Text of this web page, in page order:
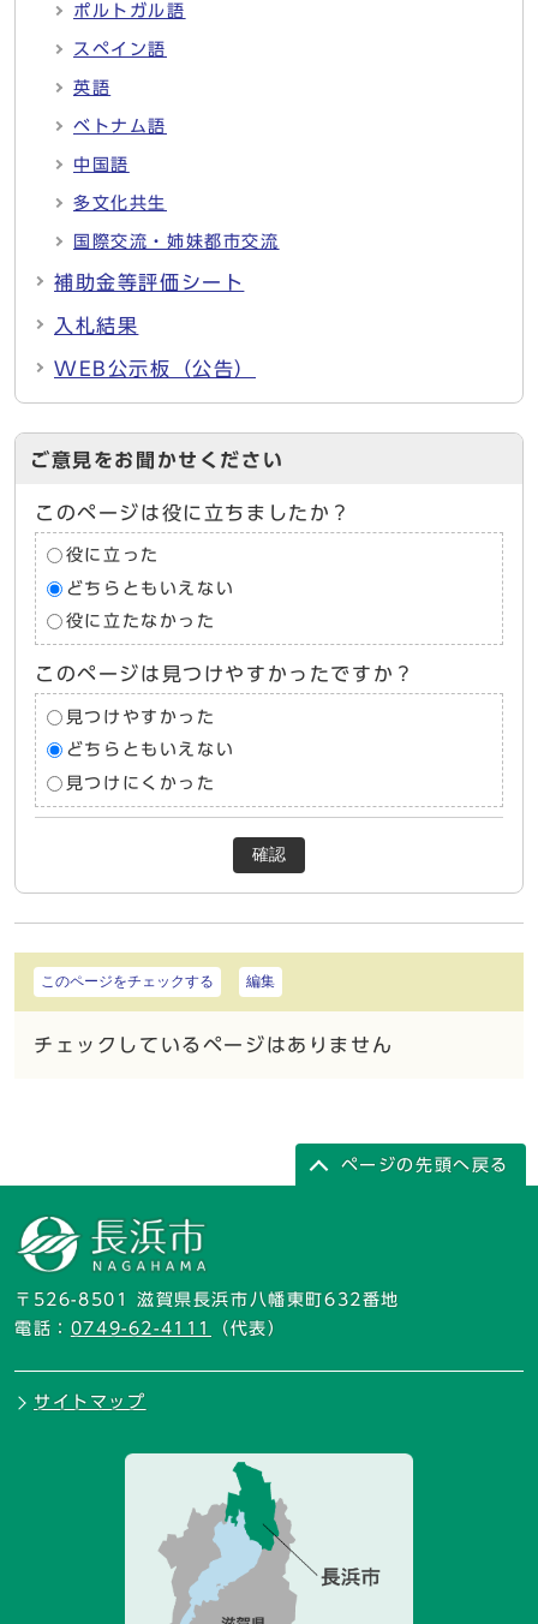
ポルトガル語
スペイン語
英語
ベトナム語
中国語
多文化共生
国際交流・姉妹都市交流
補助金等評価シート
入札結果
WEB公示板（公告）
ご意見をお聞かせください
このページは役に立ちましたか？
役に立った
どちらともいえない
役に立たなかった
このページは見つけやすかったですか？
見つけやすかった
どちらともいえない
見つけにくかった
確認
このページをチェックする 編集
チェックしているページはありません
ページの先頭へ戻る
〒526-8501 滋賀県長浜市八幡東町632番地
電話： 0749-62-4111 （代表）
サイトマップ